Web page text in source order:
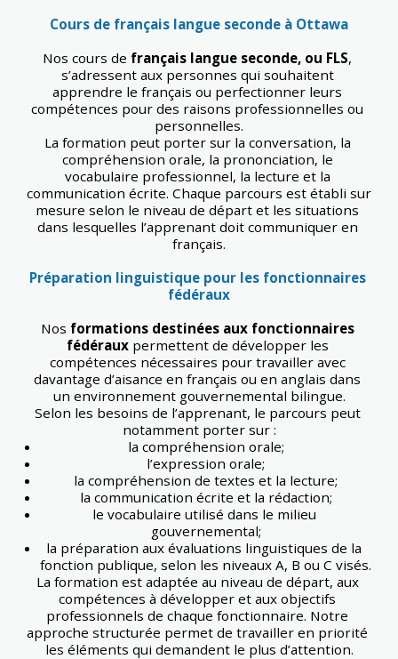
Cours de français langue seconde à Ottawa
Nos cours de français langue seconde, ou FLS,
s’adressent aux personnes qui souhaitent
apprendre le français ou perfectionner leurs
compétences pour des raisons professionnelles ou
personnelles.
La formation peut porter sur la conversation, la
compréhension orale, la prononciation, le
vocabulaire professionnel, la lecture et la
communication écrite. Chaque parcours est établi sur
mesure selon le niveau de départ et les situations
dans lesquelles l’apprenant doit communiquer en
français.
Préparation linguistique pour les fonctionnaires
fédéraux
Nos formations destinées aux fonctionnaires
fédéraux permettent de développer les
compétences nécessaires pour travailler avec
davantage d’aisance en français ou en anglais dans
un environnement gouvernemental bilingue.
Selon les besoins de l’apprenant, le parcours peut
notamment porter sur :
la compréhension orale;
l’expression orale;
la compréhension de textes et la lecture;
la communication écrite et la rédaction;
le vocabulaire utilisé dans le milieu
gouvernemental;
la préparation aux évaluations linguistiques de la
fonction publique, selon les niveaux A, B ou C visés.
La formation est adaptée au niveau de départ, aux
compétences à développer et aux objectifs
professionnels de chaque fonctionnaire. Notre
approche structurée permet de travailler en priorité
les éléments qui demandent le plus d’attention.